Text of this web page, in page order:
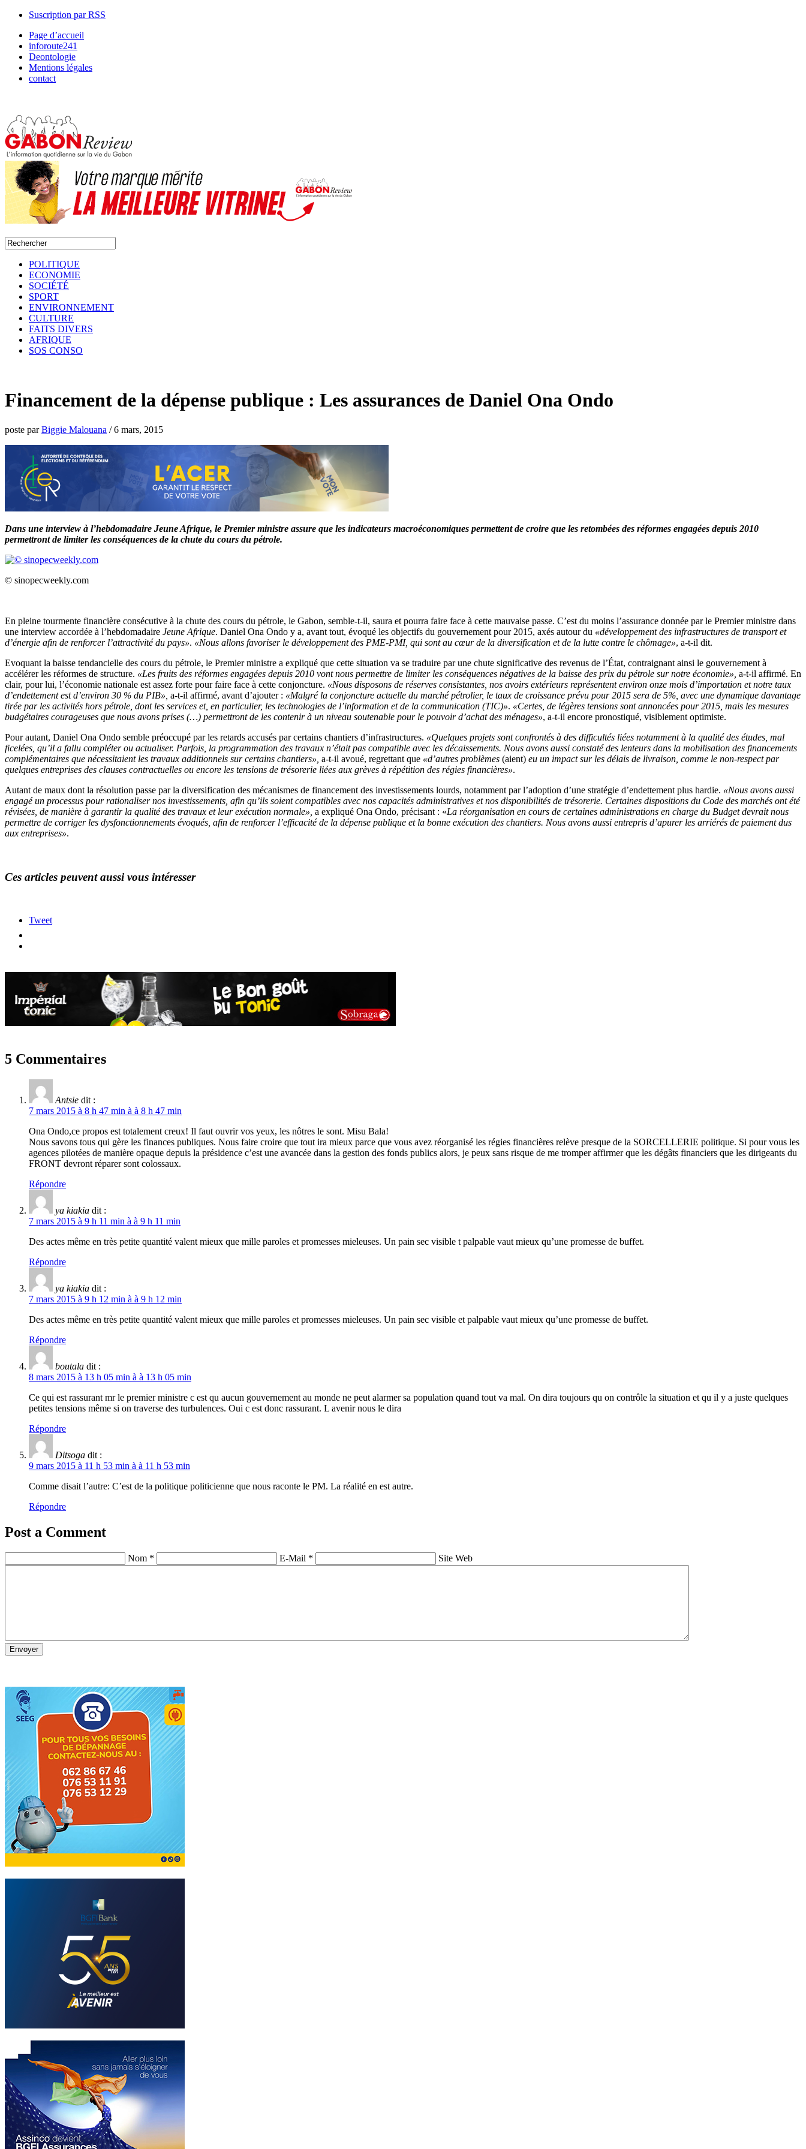
Suscription par RSS
Page d’accueil
inforoute241
Deontologie
Mentions légales
contact
POLITIQUE
ECONOMIE
SOCIÉTÉ
SPORT
ENVIRONNEMENT
CULTURE
FAITS DIVERS
AFRIQUE
SOS CONSO
Financement de la dépense publique : Les assurances de Daniel Ona Ondo
poste parBiggie Malouana /6 mars, 2015
Dans une interview à l’hebdomadaire Jeune Afrique, le Premier ministre assure que les indicateurs macroéconomiques permettent de croire que les retombées des réformes engagées depuis 2010
permettront de limiter les conséquences de la chute du cours du pétrole.
© sinopecweekly.com
En pleine tourmente financière consécutive à la chute des cours du pétrole, le Gabon, semble-t-il, saura et pourra faire face à cette mauvaise passe. C’est du moins l’assurance donnée par le Premier ministre dans
une interview accordée à l’hebdomadaire Jeune Afrique. Daniel Ona Ondo y a, avant tout, évoqué les objectifs du gouvernement pour 2015, axés autour du «développement des infrastructures de transport et
d’énergie afin de renforcer l’attractivité du pays». «Nous allons favoriser le développement des PME-PMI, qui sont au cœur de la diversification et de la lutte contre le chômage», a-t-il dit.
Evoquant la baisse tendancielle des cours du pétrole, le Premier ministre a expliqué que cette situation va se traduire par une chute significative des revenus de l’État, contraignant ainsi le gouvernement à
accélérer les réformes de structure. «Les fruits des réformes engagées depuis 2010 vont nous permettre de limiter les conséquences négatives de la baisse des prix du pétrole sur notre économie», a-t-il affirmé. En
clair, pour lui, l’économie nationale est assez forte pour faire face à cette conjoncture. «Nous disposons de réserves consistantes, nos avoirs extérieurs représentent environ onze mois d’importation et notre taux
d’endettement est d’environ 30 % du PIB», a-t-il affirmé, avant d’ajouter : «Malgré la conjoncture actuelle du marché pétrolier, le taux de croissance prévu pour 2015 sera de 5%, avec une dynamique davantage
tirée par les activités hors pétrole, dont les services et, en particulier, les technologies de l’information et de la communication (TIC)». «Certes, de légères tensions sont annoncées pour 2015, mais les mesures
budgétaires courageuses que nous avons prises (…) permettront de les contenir à un niveau soutenable pour le pouvoir d’achat des ménages», a-t-il encore pronostiqué, visiblement optimiste.
Pour autant, Daniel Ona Ondo semble préoccupé par les retards accusés par certains chantiers d’infrastructures. «Quelques projets sont confrontés à des difficultés liées notamment à la qualité des études, mal
ficelées, qu’il a fallu compléter ou actualiser. Parfois, la programmation des travaux n’était pas compatible avec les décaissements. Nous avons aussi constaté des lenteurs dans la mobilisation des financements
complémentaires que nécessitaient les travaux additionnels sur certains chantiers», a-t-il avoué, regrettant que «d’autres problèmes (aient) eu un impact sur les délais de livraison, comme le non-respect par
quelques entreprises des clauses contractuelles ou encore les tensions de trésorerie liées aux grèves à répétition des régies financières».
Autant de maux dont la résolution passe par la diversification des mécanismes de financement des investissements lourds, notamment par l’adoption d’une stratégie d’endettement plus hardie. «Nous avons aussi
engagé un processus pour rationaliser nos investissements, afin qu’ils soient compatibles avec nos capacités administratives et nos disponibilités de trésorerie. Certaines dispositions du Code des marchés ont été
révisées, de manière à garantir la qualité des travaux et leur exécution normale», a expliqué Ona Ondo, précisant : «La réorganisation en cours de certaines administrations en charge du Budget devrait nous
permettre de corriger les dysfonctionnements évoqués, afin de renforcer l’efficacité de la dépense publique et la bonne exécution des chantiers. Nous avons aussi entrepris d’apurer les arriérés de paiement dus
aux entreprises».
Ces articles peuvent aussi vous intéresser
Tweet
5 Commentaires
Antsie dit :
7 mars 2015 à 8 h 47 min à à 8 h 47 min
Ona Ondo,ce propos est totalement creux! Il faut ouvrir vos yeux, les nôtres le sont. Misu Bala!
Nous savons tous qui gère les finances publiques. Nous faire croire que tout ira mieux parce que vous avez réorganisé les régies financières relève presque de la SORCELLERIE politique. Si pour vous les
agences pilotées de manière opaque depuis la présidence c’est une avancée dans la gestion des fonds publics alors, je peux sans risque de me tromper affirmer que les dégâts financiers que les dirigeants du
FRONT devront réparer sont colossaux.
Répondre
ya kiakia dit :
7 mars 2015 à 9 h 11 min à à 9 h 11 min
Des actes même en très petite quantité valent mieux que mille paroles et promesses mieleuses. Un pain sec visible t palpable vaut mieux qu’une promesse de buffet.
Répondre
ya kiakia dit :
7 mars 2015 à 9 h 12 min à à 9 h 12 min
Des actes même en très petite quantité valent mieux que mille paroles et promesses mieleuses. Un pain sec visible et palpable vaut mieux qu’une promesse de buffet.
Répondre
boutala dit :
8 mars 2015 à 13 h 05 min à à 13 h 05 min
Ce qui est rassurant mr le premier ministre c est qu aucun gouvernement au monde ne peut alarmer sa population quand tout va mal. On dira toujours qu on contrôle la situation et qu il y a juste quelques
petites tensions même si on traverse des turbulences. Oui c est donc rassurant. L avenir nous le dira
Répondre
Ditsoga dit :
9 mars 2015 à 11 h 53 min à à 11 h 53 min
Comme disait l’autre: C’est de la politique politicienne que nous raconte le PM. La réalité en est autre.
Répondre
Post a Comment
Nom * E-Mail * Site Web